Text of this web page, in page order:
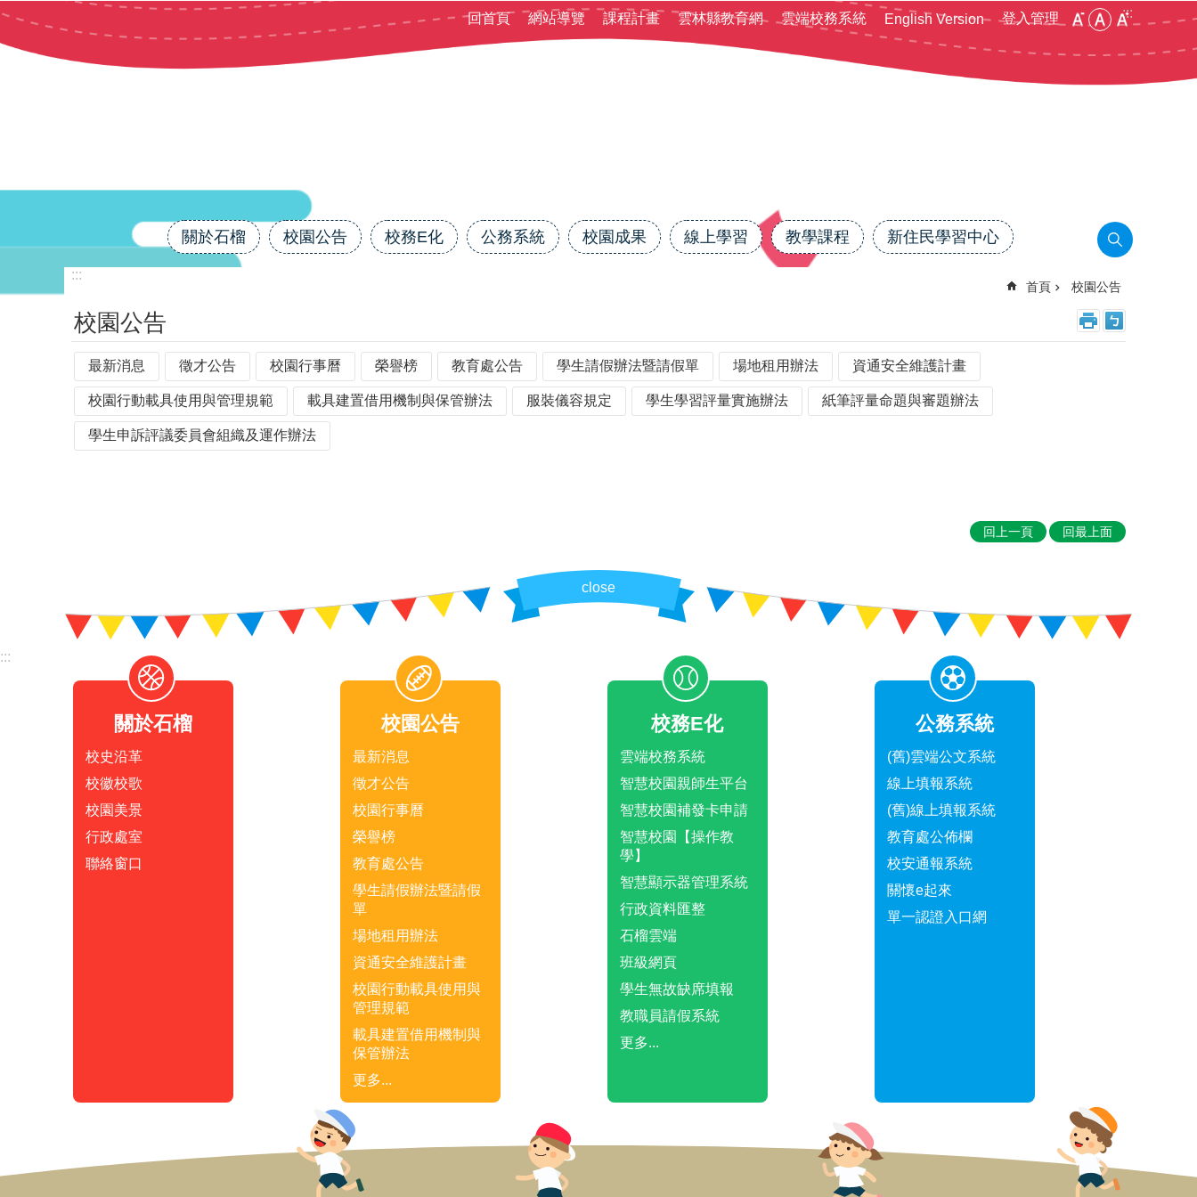
跳到主要內容區塊 :::
回首頁 網站導覽 課程計畫 雲林縣教育網 雲端校務系統 English Version 登入管理
關於石榴 校園公告 校務E化 公務系統 校園成果 線上學習 教學課程 新住民學習中心
:::
首頁 校園公告
校園公告
最新消息 徵才公告 校園行事曆 榮譽榜 教育處公告 學生請假辦法暨請假單 場地租用辦法 資通安全維護計畫
校園行動載具使用與管理規範 載具建置借用機制與保管辦法 服裝儀容規定 學生學習評量實施辦法 紙筆評量命題與審題辦法
學生申訴評議委員會組織及運作辦法
回上一頁 回最上面
close
:::
關於石榴
校史沿革
校徽校歌
校園美景
行政處室
聯絡窗口
校園公告
最新消息
徵才公告
校園行事曆
榮譽榜
教育處公告
學生請假辦法暨請假
單
場地租用辦法
資通安全維護計畫
校園行動載具使用與
管理規範
載具建置借用機制與
保管辦法
更多...
校務E化
雲端校務系統
智慧校園親師生平台
智慧校園補發卡申請
智慧校園【操作教
學】
智慧顯示器管理系統
行政資料匯整
石榴雲端
班級網頁
學生無故缺席填報
教職員請假系統
更多...
公務系統
(舊)雲端公文系統
線上填報系統
(舊)線上填報系統
教育處公佈欄
校安通報系統
關懷e起來
單一認證入口網